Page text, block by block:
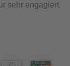
sehr engagiert.